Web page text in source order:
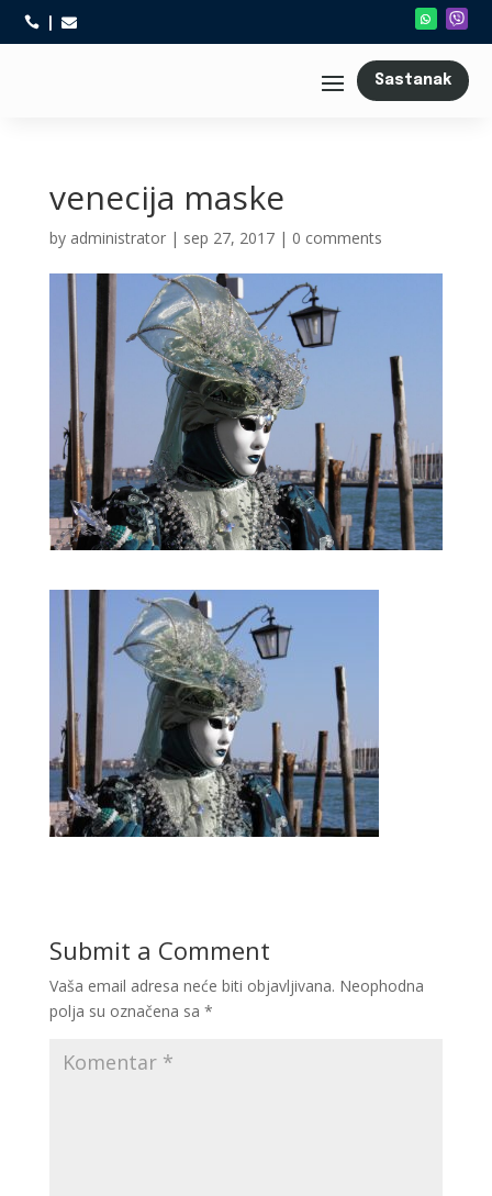
 
Sastanak
venecija maske
by administrator| sep 27, 2017| 0 comments
Submit a Comment
Vaša email adresa neće biti objavljivana. Neophodna
polja su označena sa *